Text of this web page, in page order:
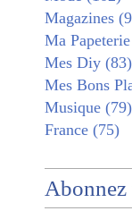
Magazines
Ma
Mes Diy (83)
Mes Bons
Musique (79)
France (75)